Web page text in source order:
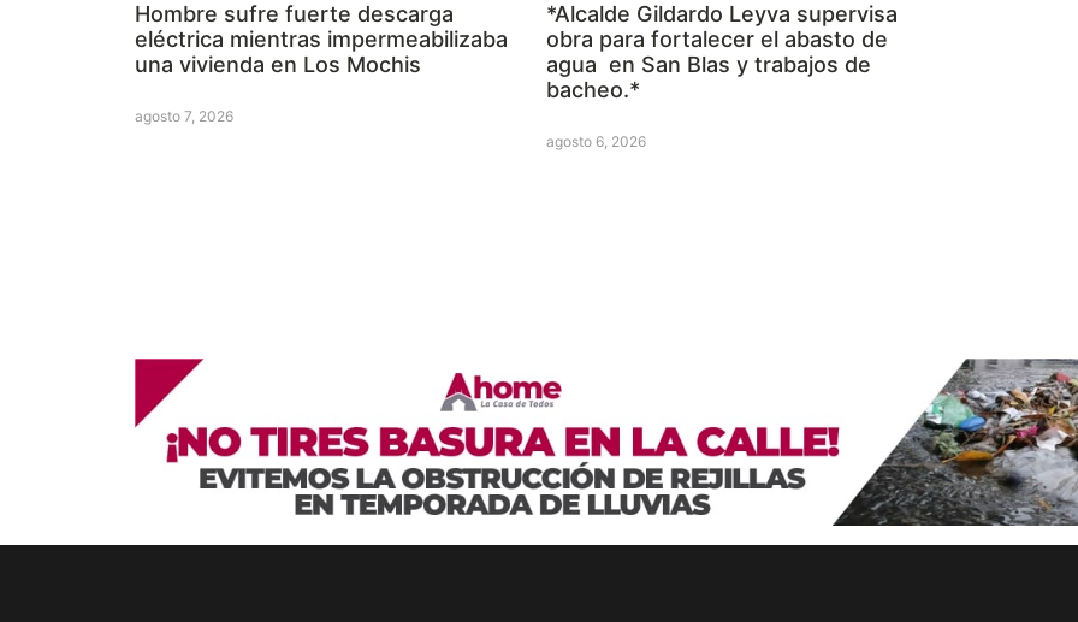
Hombre sufre fuerte descarga
eléctrica mientras impermeabilizaba
una vivienda en Los Mochis
agosto 7, 2026
*Alcalde Gildardo Leyva supervisa
obra para fortalecer el abasto de
agua en San Blas y trabajos de
bacheo.*
agosto 6, 2026